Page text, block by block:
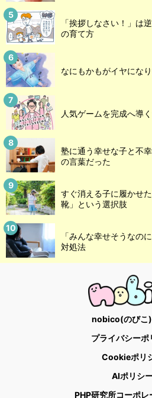
「挨拶しなさい！」は
の育て方
なにもかもがイヤにな
人気ゲームを完成へ導
塾に通う幸せな子と不
の言葉だった
すぐ消える子に履かせ
靴」という選択肢
「みんな幸せそうなの
対処法
nobico(のびこ
プライバシーポ
Cookieポリ
AIポリシ
PHP研究所コーポレ